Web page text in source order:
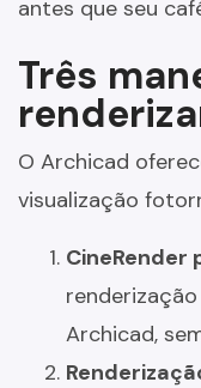
antes que seu
Três
O Archicad
visualização
CineRender
Archicad,